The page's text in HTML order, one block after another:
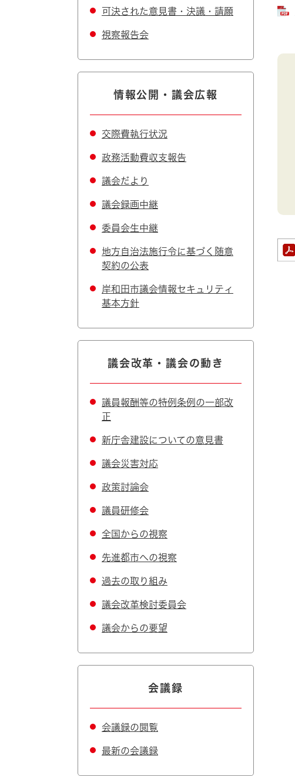
可決された意見書・決議・請願
視察報告会
情報公開・議会広報
交際費執行状況
政務活動費収支報告
議会だより
議会録画中継
委員会生中継
地方自治法施行令に基づく随意
契約の公表
岸和田市議会情報セキュリティ
基本方針
議会改革・議会の動き
議員報酬等の特例条例の一部改
正
新庁舎建設についての意見書
議会災害対応
政策討論会
議員研修会
全国からの視察
先進都市への視察
過去の取り組み
議会改革検討委員会
議会からの要望
会議録
会議録の閲覧
最新の会議録